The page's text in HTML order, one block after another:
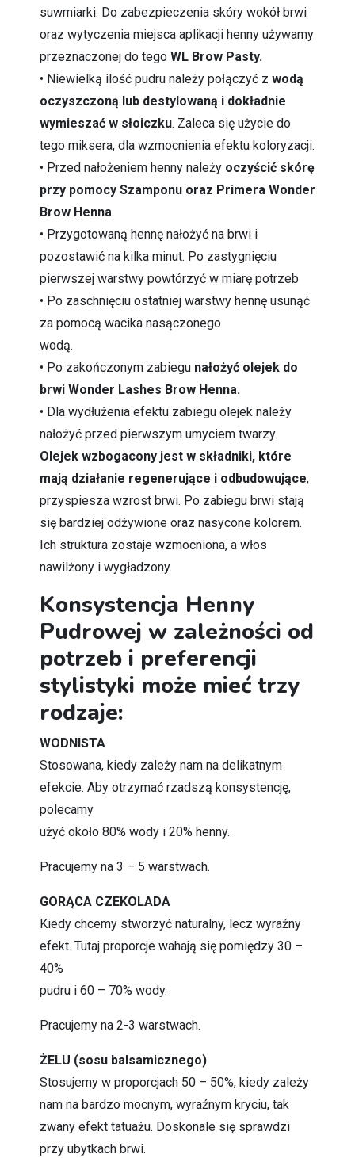
suwmiarki. Do zabezpieczenia skóry wokół brwi
oraz wytyczenia miejsca aplikacji henny używamy
przeznaczonej do tego WL Brow Pasty.
• Niewielką ilość pudru należy połączyć z wodą
oczyszczoną lub destylowaną i dokładnie
wymieszać w słoiczku. Zaleca się użycie do
tego miksera, dla wzmocnienia efektu koloryzacji.
• Przed nałożeniem henny należy oczyścić skórę
przy pomocy Szamponu oraz Primera Wonder
Brow Henna.
• Przygotowaną hennę nałożyć na brwi i
pozostawić na kilka minut. Po zastygnięciu
pierwszej warstwy powtórzyć w miarę potrzeb
• Po zaschnięciu ostatniej warstwy hennę usunąć
za pomocą wacika nasączonego
wodą.
• Po zakończonym zabiegu nałożyć olejek do
brwi Wonder Lashes Brow Henna.
• Dla wydłużenia efektu zabiegu olejek należy
nałożyć przed pierwszym umyciem twarzy.
Olejek wzbogacony jest w składniki, które
mają działanie regenerujące i odbudowujące,
przyspiesza wzrost brwi. Po zabiegu brwi stają
się bardziej odżywione oraz nasycone kolorem.
Ich struktura zostaje wzmocniona, a włos
nawilżony i wygładzony.
Konsystencja Henny
Pudrowej w zależności od
potrzeb i preferencji
stylistyki może mieć trzy
rodzaje:
WODNISTA
Stosowana, kiedy zależy nam na delikatnym
efekcie. Aby otrzymać rzadszą konsystencję,
polecamy
użyć około 80% wody i 20% henny.
Pracujemy na 3 – 5 warstwach.
GORĄCA CZEKOLADA
Kiedy chcemy stworzyć naturalny, lecz wyraźny
efekt. Tutaj proporcje wahają się pomiędzy 30 –
40%
pudru i 60 – 70% wody.
Pracujemy na 2-3 warstwach.
ŻELU (sosu balsamicznego)
Stosujemy w proporcjach 50 – 50%, kiedy zależy
nam na bardzo mocnym, wyraźnym kryciu, tak
zwany efekt tatuażu. Doskonale się sprawdzi
przy ubytkach brwi.